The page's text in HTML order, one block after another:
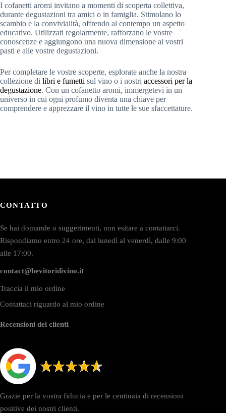
I cofanetti aromi invitano a momenti di scoperta collettiva,
durante degustazioni tra amici o in famiglia. Stimolano lo
scambio e la convivialità, offrendo al contempo un aspetto
educativo. Utilizzati regolarmente, rafforzano le vostre
conoscenze e aggiungono una nuova dimensione ai vostri
pasti e alle vostre degustazioni.
Per completare le vostre scoperte, esplorate anche la nostra
collezione di libri e fumetti sul vino o i nostri accessori per la
degustazione. Con un cofanetto aromi, immergetevi in un
universo in cui ogni profumo diventa una chiave per
comprendere e apprezzare il vino in tutte le sue sfaccettature.
CONTATTO
Se hai domande o suggerimenti, non esitare a contattarci.
Rispondiamo entro 24 ore, dal lunedì al venerdì, dalle 9:00
alle 17:00.
contact@bevitoridivino.it
Traccia il mio ordine
Contattaci riguardo al mio ordine
Recensioni dei clienti
Grazie per la vostra fiducia e per le centinaia di recensioni
positive dei nostri clienti.